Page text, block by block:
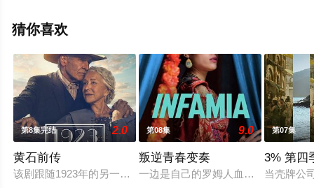
完整版电视剧全集就上星辰电影网，热播电视剧提前免费
网等平台了解。
猜你喜欢
第8集完结 2.0
黄石前传
该剧跟随1923年的另一代达顿家族，他们经历包括西部扩张、
第08集 9.0
叛逆青春变奏
一边是自己的罗姆人血统，一边是来
第07集
3% 第四
当壳牌公